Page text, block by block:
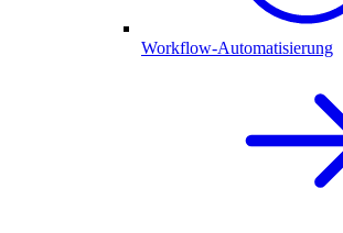
Workflow-Automatisierung